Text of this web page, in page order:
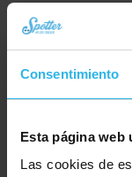
Consentimiento
Esta página web
Las cookies de
Cuando están fuera
De camino al
Durante el servicio